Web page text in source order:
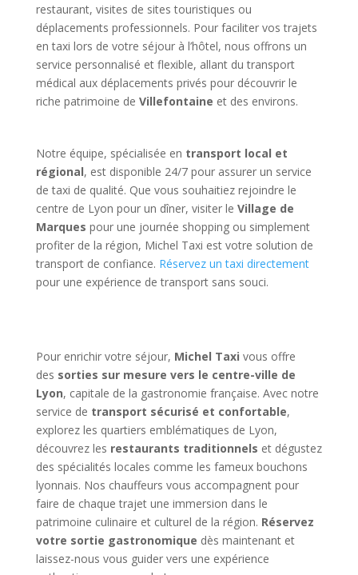
restaurant, visites de sites touristiques ou
déplacements professionnels. Pour faciliter vos trajets
en taxi lors de votre séjour à l’hôtel, nous offrons un
service personnalisé et flexible, allant du transport
médical aux déplacements privés pour découvrir le
riche patrimoine de Villefontaine et des environs.
Notre équipe, spécialisée en transport local et
régional, est disponible 24/7 pour assurer un service
de taxi de qualité. Que vous souhaitiez rejoindre le
centre de Lyon pour un dîner, visiter le Village de
Marques pour une journée shopping ou simplement
profiter de la région, Michel Taxi est votre solution de
transport de confiance. Réservez un taxi directement
pour une expérience de transport sans souci.
Pour enrichir votre séjour, Michel Taxi vous offre
des sorties sur mesure vers le centre-ville de
Lyon, capitale de la gastronomie française. Avec notre
service de transport sécurisé et confortable,
explorez les quartiers emblématiques de Lyon,
découvrez les restaurants traditionnels et dégustez
des spécialités locales comme les fameux bouchons
lyonnais. Nos chauffeurs vous accompagnent pour
faire de chaque trajet une immersion dans le
patrimoine culinaire et culturel de la région. Réservez
votre sortie gastronomique dès maintenant et
laissez-nous vous guider vers une expérience